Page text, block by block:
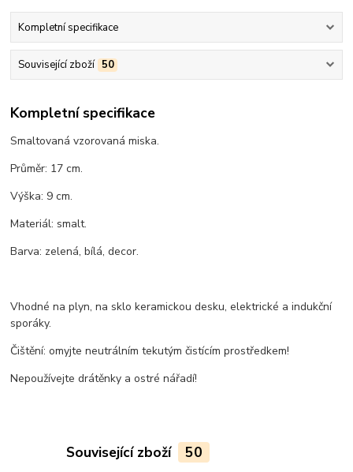
Kompletní specifikace
Související zboží 50
Kompletní specifikace
Smaltovaná vzorovaná miska.
Průměr: 17 cm.
Výška: 9 cm.
Materiál: smalt.
Barva: zelená, bílá, decor.
Vhodné na plyn, na sklo keramickou desku, elektrické a indukční
sporáky.
Čištění: omyjte neutrálním tekutým čistícím prostředkem!
Nepoužívejte drátěnky a ostré nářadí!
Související zboží 50